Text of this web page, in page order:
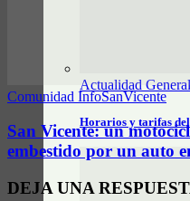
Actualidad General
Horarios y tarifas
Comunidad InfoSanVicente
San Vicente: un
embestido por un auto
DEJA UNA